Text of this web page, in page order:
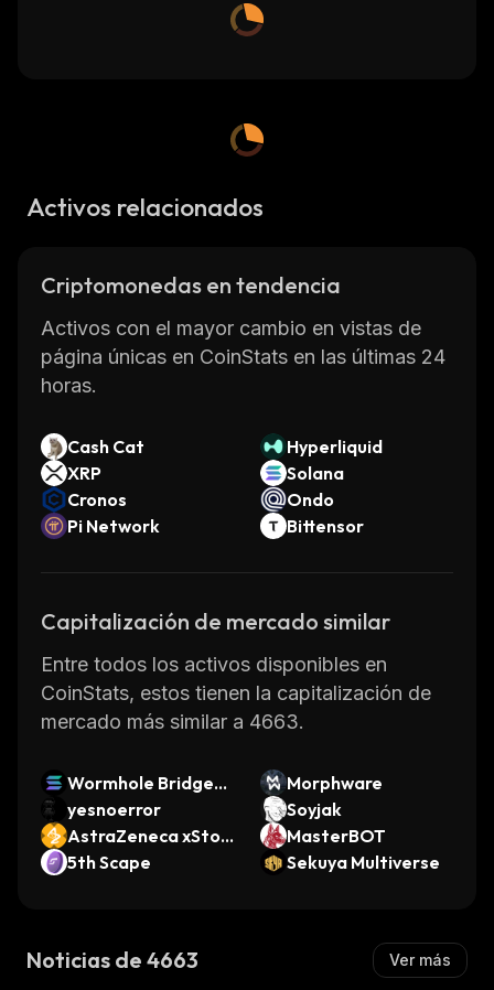
Activos relacionados
Criptomonedas en tendencia
Activos con el mayor cambio en vistas de
página únicas en CoinStats en las últimas 24
horas.
Cash Cat
Hyperliquid
XRP
Solana
Cronos
Ondo
Pi Network
Bittensor
Capitalización de mercado similar
Entre todos los activos disponibles en
CoinStats, estos tienen la capitalización de
mercado más similar a 4663.
Wormhole Bridged
SOL
Morphware
yesnoerror
Soyjak
AstraZeneca xStoc
k
MasterBOT
5th Scape
Sekuya Multiverse
Noticias de 4663 Ver más